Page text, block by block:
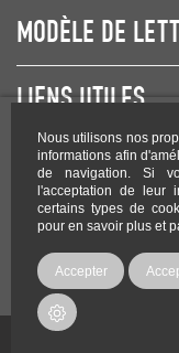
Nous utilisons nos
informations afin
de navigation. Si
l'acceptation de leur
certains types de
pour en savoir plus et
Accepter
MODÈLE DE
LIENS UTILES
NEWSLETTER